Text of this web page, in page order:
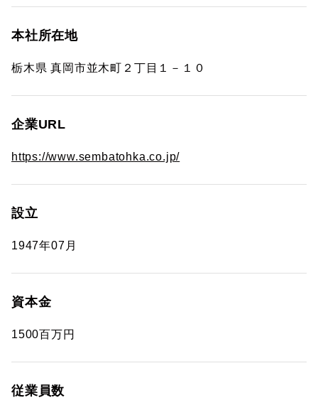
本社所在地
栃木県 真岡市並木町２丁目１－１０
企業URL
https://www.sembatohka.co.jp/
設立
1947年07月
資本金
1500百万円
従業員数